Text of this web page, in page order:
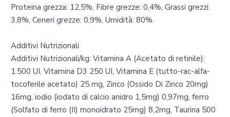
Proteina grezza: 12,5%, Fibre grezze: 0,4%, Grassi grezzi:
3,8%, Ceneri grezze: 0,9%, Umidità: 80%.
Additivi Nutrizionali
Additivi Nutrizionali/kg: Vitamina A (Acetato di retinile):
1.500 UI, Vitamina D3 250 UI, Vitamina E (tutto-rac-alfa-
tocoferile acetato) 25 mg, Zinco (Ossido Di Zinco 20mg)
16mg, iodio (iodato di calcio anidro 1,5mg) 0,97mg, ferro
(Solfato di ferro (II) monoidrato 25mg) 8,2mg, Taurina 500